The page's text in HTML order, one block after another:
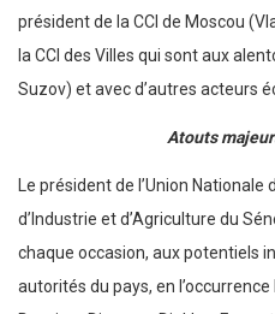
président de la CCI de Moscou
la CCI des Villes qui sont aux
Suzov) et avec d’autres acteurs
Atouts
Le président de l’Union
d’Industrie et d’Agriculture du
chaque occasion, aux potentiels
autorités du pays, en